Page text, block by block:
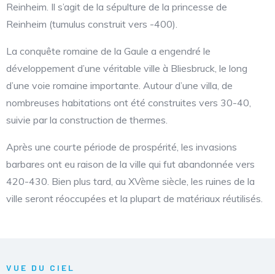
Reinheim. Il s’agit de la sépulture de la princesse de
Reinheim (tumulus construit vers -400).
La conquête romaine de la Gaule a engendré le
développement d’une véritable ville à Bliesbruck, le long
d’une voie romaine importante. Autour d’une villa, de
nombreuses habitations ont été construites vers 30-40,
suivie par la construction de thermes.
Après une courte période de prospérité, les invasions
barbares ont eu raison de la ville qui fut abandonnée vers
420-430. Bien plus tard, au XVème siècle, les ruines de la
ville seront réoccupées et la plupart de matériaux réutilisés.
VUE DU CIEL